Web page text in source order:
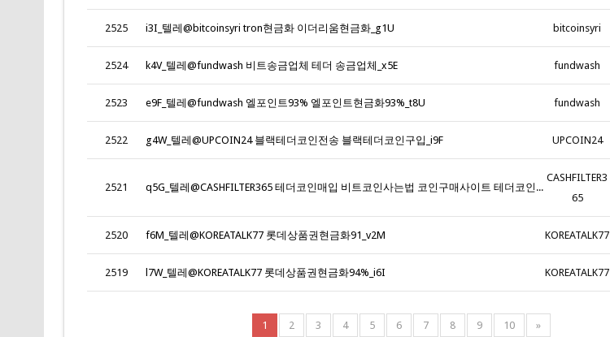
2525 i3I_텔레@bitcoinsyri tron현금화 이더리움현금화_g1U bitcoinsyri
2524 k4V_텔레@fundwash 비트송금업체 테더 송금업체_x5E fundwash
2523 e9F_텔레@fundwash 엘포인트93% 엘포인트현금화93%_t8U fundwash
2522 g4W_텔레@UPCOIN24 블랙테더코인전송 블랙테더코인구입_i9F UPCOIN24
2521 q5G_텔레@CASHFILTER365 테더코인매입 비트코인사는법 코인구매사이트 테더코인판매 이더리움판매 테더구매테더판매 암호화폐구매대행_g0L
CASHFILTER3
65
2520 f6M_텔레@KOREATALK77 롯데상품권현금화91_v2M KOREATALK77
2519 l7W_텔레@KOREATALK77 롯데상품권현금화94%_i6I KOREATALK77
1 2 3 4 5 6 7 8 9 10 »